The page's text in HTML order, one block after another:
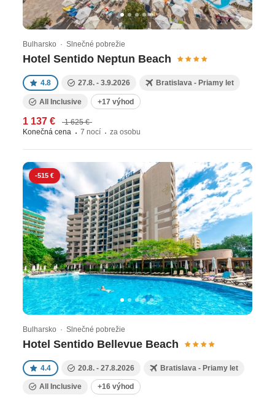
Hotel Sentido Neptun Beach
Bulharsko · Slnečné pobrežie
4.8 27.8. - 3.9.2026 Bratislava - Priamy let
All Inclusive +17 výhod
1 137 €
1 625 €
Konečná cena
7 nocí za osobu
-515 €
Hotel Sentido Bellevue Beach
Bulharsko · Slnečné pobrežie
4.4 20.8. - 27.8.2026 Bratislava - Priamy let
All Inclusive +16 výhod